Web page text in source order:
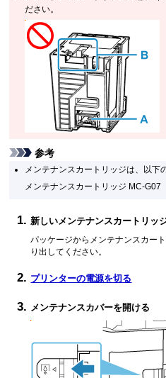
ださい。
参考
メンテナンスカートリッジは、以下
メンテナンスカートリッジ MC-G07
新しいメンテナンスカートリッ
パッケージからメンテナンスカー
り出してください。
プリンターの電源を切る
メンテナンスカバーを開ける